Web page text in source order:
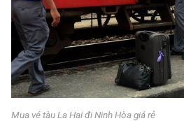
Mua vé tàu La Hai đi Ninh Hòa giá rẻ